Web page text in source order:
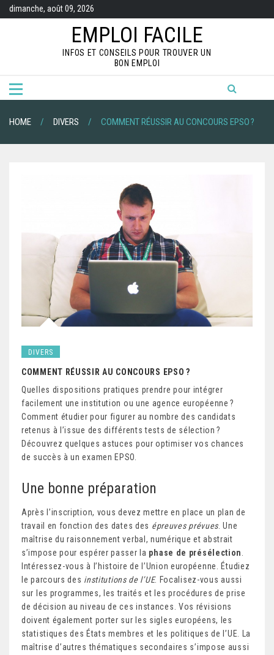
t
dimanche, août 09, 2026
EMPLOI FACILE
INFOS ET CONSEILS POUR TROUVER UN
BON EMPLOI
HOME DIVERS COMMENT RÉUSSIR AU CONCOURS EPSO ?
DIVERS
COMMENT RÉUSSIR AU CONCOURS EPSO ?
Quelles dispositions pratiques prendre pour intégrer
facilement une institution ou une agence européenne ?
Comment étudier pour figurer au nombre des candidats
retenus à l’issue des différents tests de sélection ?
Découvrez quelques astuces pour optimiser vos chances
de succès à un examen EPSO.
Une bonne préparation
Après l’inscription, vous devez mettre en place un plan de
travail en fonction des dates des épreuves prévues. Une
maîtrise du raisonnement verbal, numérique et abstrait
s’impose pour espérer passer la phase de présélection.
Intéressez-vous à l’histoire de l’Union européenne. Étudiez
le parcours des institutions de l’UE. Focalisez-vous aussi
sur les programmes, les traités et les procédures de prise
de décision au niveau de ces instances. Vos révisions
doivent également porter sur les sigles européens, les
statistiques des États membres et les politiques de l’UE. La
maîtrise d’autres thématiques secondaires s’impose aussi